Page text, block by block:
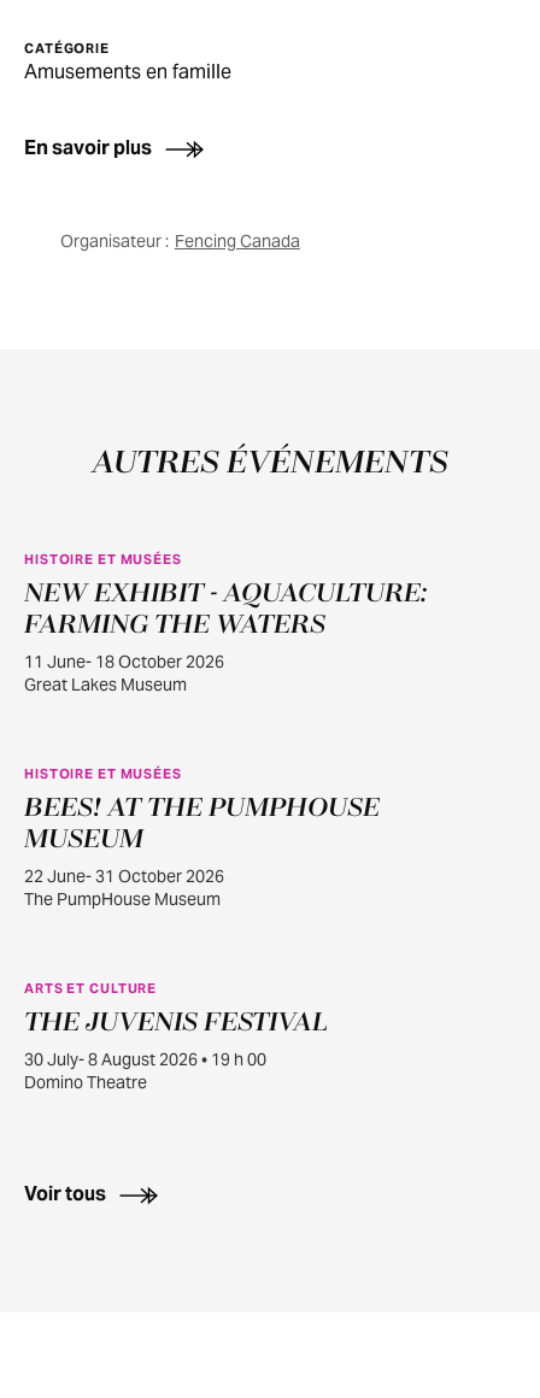
CATÉGORIE
Amusements en famille
En savoir plus
Organisateur : Fencing Canada
AUTRES ÉVÉNEMENTS
JUIN
11
HISTOIRE ET MUSÉES
NEW EXHIBIT - AQUACULTURE:
FARMING THE WATERS
11 June- 18 October 2026
Great Lakes Museum
JUIN
22
HISTOIRE ET MUSÉES
BEES! AT THE PUMPHOUSE
MUSEUM
22 June- 31 October 2026
The PumpHouse Museum
JUILL.
30
ARTS ET CULTURE
THE JUVENIS FESTIVAL
30 July- 8 August 2026 • 19 h 00
Domino Theatre
Voir tous